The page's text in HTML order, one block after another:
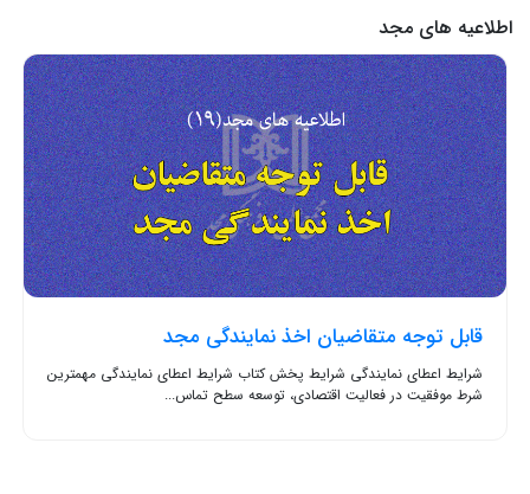
اطلاعیه های مجد
قابل توجه متقاضیان اخذ نمایندگی مجد
شرایط اعطای نمایندگی شرایط پخش کتاب شرایط اعطای نمایندگی مهمترین
شرط موفقیت در فعالیت اقتصادی، توسعه سطح تماس...